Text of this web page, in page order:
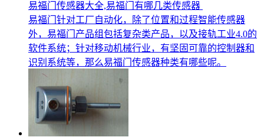
易福门传感器大全,易福门有哪几类传感器
易福门针对工厂自动化，除了位置和过程智能传感器
外，易福门产品组包括复杂类产品，以及接轨工业4.0的
软件系统；针对移动机械行业，有坚固可靠的控制器和
识别系统等，那么易福门传感器种类有哪些呢。